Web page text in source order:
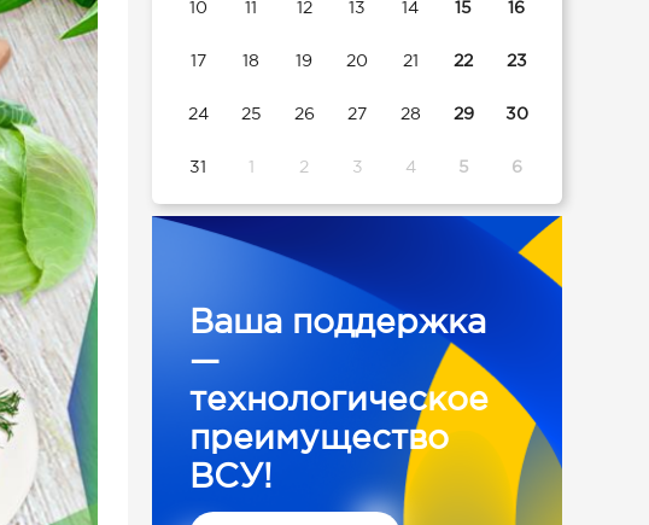
10 11 12 13 14 15 16
17 18 19 20 21 22 23
24 25 26 27 28 29 30
31 1 2 3 4 5 6
Ваша поддержка
—
технологическое
преимущество
ВСУ!